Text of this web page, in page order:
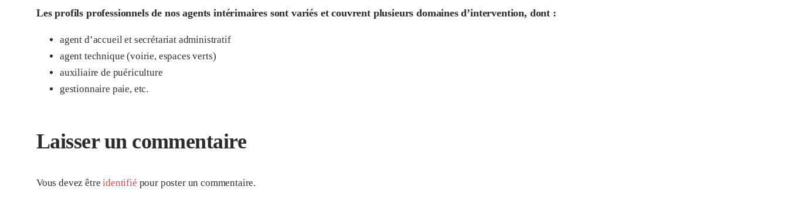
Les profils professionnels de nos agents intérimaires sont variés et couvrent plusieurs domaines d’intervention, dont :
agent d’accueil et secrétariat administratif
agent technique (voirie, espaces verts)
auxiliaire de puériculture
gestionnaire paie, etc.
Laisser un commentaire
Vous devez êtreidentifié pour poster un commentaire.